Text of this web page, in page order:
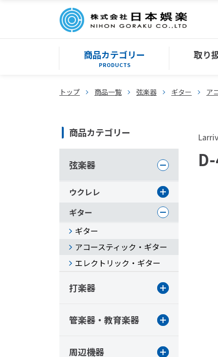
商品カテゴリー
PRODUCTS
取り
トップ 商品一覧 弦楽器 ギター ア
商品カテゴリー
弦楽器
ウクレレ
ギター
ギター
アコースティック・ギター
エレクトリック・ギター
打楽器
管楽器・教育楽器
周辺機器